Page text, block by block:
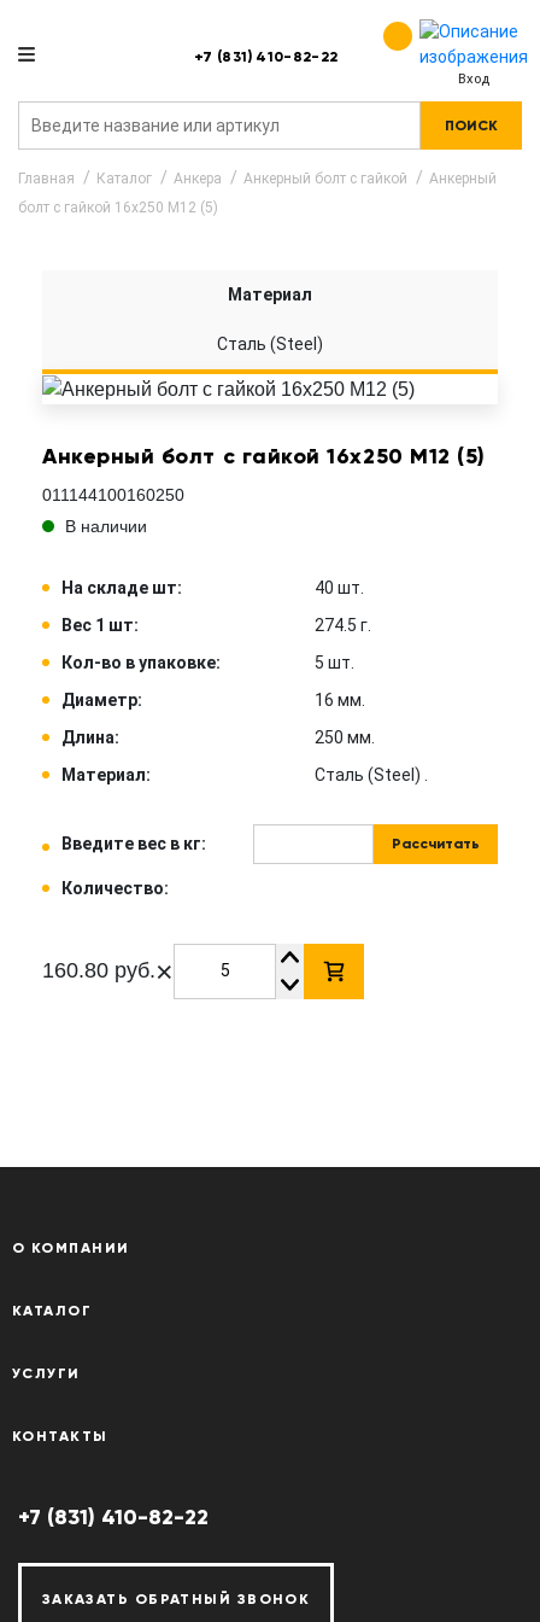
+7 (831) 410-82-22
Вход
ПОИСК
Главная Каталог Анкера Анкерный болт с гайкой
Анкерный
болт с гайкой 16x250 M12 (5)
Анкерный болт с гайкой 16x250 M12 (5)
011144100160250
В наличии
На складе шт:
40 шт.
Вес 1 шт:
274.5 г.
Кол-во в упаковке:
5 шт.
Диаметр:
16 мм.
Длина:
250 мм.
Материал:
Сталь (Steel) .
Введите вес в кг: Рассчитать
Количество:
160.80 руб.×
Материал
Сталь (Steel)
О КОМПАНИИ
КАТАЛОГ
УСЛУГИ
КОНТАКТЫ
+7 (831) 410-82-22
ЗАКАЗАТЬ ОБРАТНЫЙ ЗВОНОК